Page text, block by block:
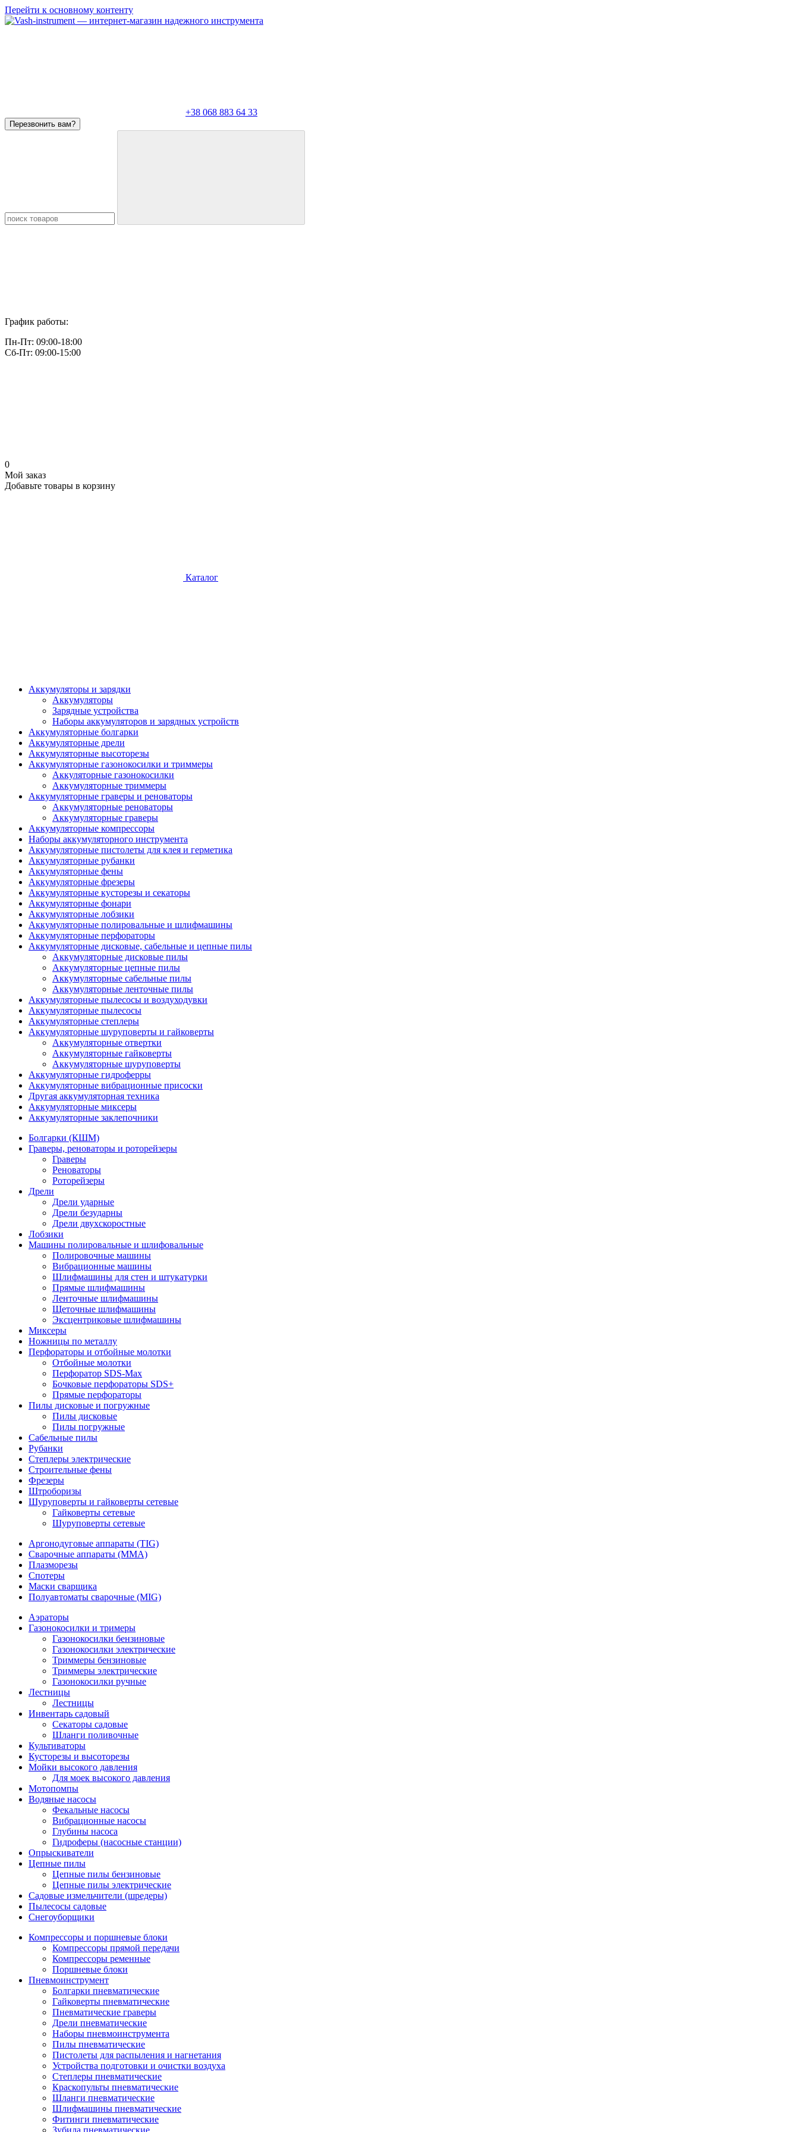
Перейти к основному контенту
+38 068 883 64 33
Перезвонить вам?
График работы:
Пн-Пт: 09:00-18:00
Сб-Пт: 09:00-15:00
0
Мой заказ
Добавьте товары в корзину
Каталог
Аккумуляторы и зарядки
Аккумуляторы
Зарядные устройства
Наборы аккумуляторов и зарядных устройств
Аккумуляторные болгарки
Аккумуляторные дрели
Аккумуляторные высоторезы
Аккумуляторные газонокосилки и триммеры
Аккуляторные газонокосилки
Аккумуляторные триммеры
Аккумуляторные граверы и реноваторы
Аккумуляторные реноваторы
Аккумуляторные граверы
Аккумуляторные компрессоры
Наборы аккумуляторного инструмента
Аккумуляторные пистолеты для клея и герметика
Аккумуляторные рубанки
Аккумуляторные фены
Аккумуляторные фрезеры
Аккумуляторные кусторезы и секаторы
Аккумуляторные фонари
Аккумуляторные лобзики
Аккумуляторные полировальные и шлифмашины
Аккумуляторные перфораторы
Аккумуляторные дисковые, сабельные и цепные пилы
Аккумуляторные дисковые пилы
Аккумуляторные цепные пилы
Аккумуляторные сабельные пилы
Аккумуляторные ленточные пилы
Аккумуляторные пылесосы и воздуходувки
Аккумуляторные пылесосы
Аккумуляторные степлеры
Аккумуляторные шуруповерты и гайковерты
Аккумуляторные отвертки
Аккумуляторные гайковерты
Аккумуляторные шуруповерты
Аккумуляторные гидроферры
Аккумуляторные вибрационные присоски
Другая аккумуляторная техника
Аккумуляторные миксеры
Аккумуляторные заклепочники
Болгарки (КШМ)
Граверы, реноваторы и роторейзеры
Граверы
Реноваторы
Роторейзеры
Дрели
Дрели ударные
Дрели безударны
Дрели двухскоростные
Лобзики
Машины полировальные и шлифовальные
Полировочные машины
Вибрационные машины
Шлифмашины для стен и штукатурки
Прямые шлифмашины
Ленточные шлифмашины
Щеточные шлифмашины
Эксцентриковые шлифмашины
Миксеры
Ножницы по металлу
Перфораторы и отбойные молотки
Отбойные молотки
Перфоратор SDS-Max
Бочковые перфораторы SDS+
Прямые перфораторы
Пилы дисковые и погружные
Пилы дисковые
Пилы погружные
Сабельные пилы
Рубанки
Степлеры электрические
Строительные фены
Фрезеры
Штроборизы
Шуруповерты и гайковерты сетевые
Гайковерты сетевые
Шуруповерты сетевые
Аргонодуговые аппараты (TIG)
Сварочные аппараты (MMA)
Плазморезы
Спотеры
Маски сварщика
Полуавтоматы сварочные (MIG)
Аэраторы
Газонокосилки и тримеры
Газонокосилки бензиновые
Газонокосилки электрические
Триммеры бензиновые
Триммеры электрические
Газонокосилки ручные
Лестницы
Лестницы
Инвентарь садовый
Секаторы садовые
Шланги поливочные
Культиваторы
Кусторезы и высоторезы
Мойки высокого давления
Для моек высокого давления
Мотопомпы
Водяные насосы
Фекальные насосы
Вибрационные насосы
Глубины насоса
Гидроферы (насосные станции)
Опрыскиватели
Цепные пилы
Цепные пилы бензиновые
Цепные пилы электрические
Садовые измельчители (шредеры)
Пылесосы садовые
Снегоуборщики
Компрессоры и поршневые блоки
Компрессоры прямой передачи
Компрессоры ременные
Поршневые блоки
Пневмоинструмент
Болгарки пневматические
Гайковерты пневматические
Пневматические граверы
Дрели пневматические
Наборы пневмоинструмента
Пилы пневматические
Пистолеты для распыления и нагнетания
Устройства подготовки и очистки воздуха
Степлеры пневматические
Краскопульты пневматические
Шланги пневматические
Шлифмашины пневматические
Фитинги пневматические
Зубила пневматические